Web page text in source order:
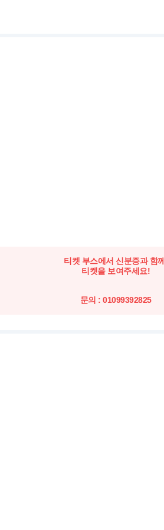
티켓 부스에서 신분증과 함께
티켓을 보여주세요!
문의 : 01099392825